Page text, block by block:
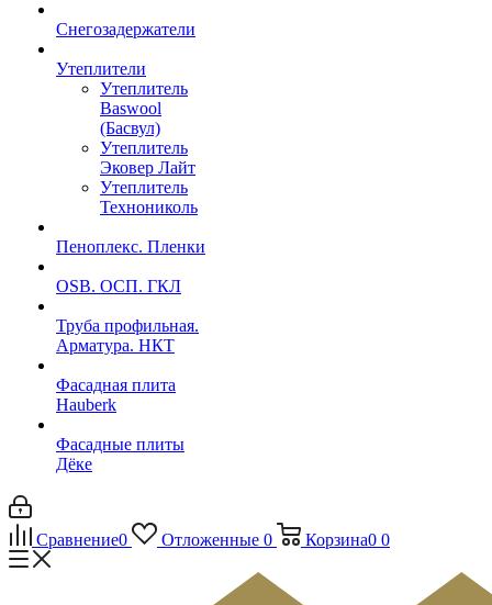
Снегозадержатели
Утеплители
Утеплитель
Baswool
(Басвул)
Утеплитель
Эковер Лайт
Утеплитель
Технониколь
Пеноплекс. Пленки
OSB. ОСП. ГКЛ
Труба профильная.
Арматура. НКТ
Фасадная плита
Hauberk
Фасадные плиты
Дёке
Сравнение0 Отложенные 0 Корзина0 0